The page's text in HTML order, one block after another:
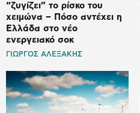
“ζυγίζει” το ρίσκο του
χειμώνα – Πόσο αντέχει η
Ελλάδα στο νέο
ενεργειακό σοκ
ΓΙΩΡΓΟΣ ΑΛΕΞΑΚΗΣ